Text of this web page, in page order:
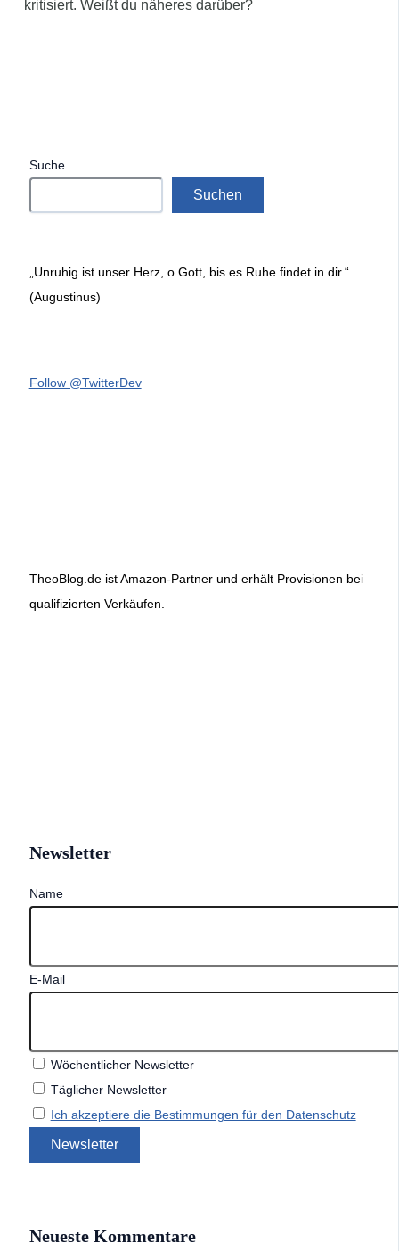
kritisiert. Weißt du näheres darüber?
Suche
Suchen
„Unruhig ist unser Herz, o Gott, bis es Ruhe findet in dir.“
(Augustinus)
Follow @TwitterDev
TheoBlog.de ist Amazon-Partner und erhält Provisionen bei
qualifizierten Verkäufen.
Newsletter
Name
E-Mail
Wöchentlicher Newsletter
Täglicher Newsletter
Ich akzeptiere die Bestimmungen für den Datenschutz
Neueste Kommentare